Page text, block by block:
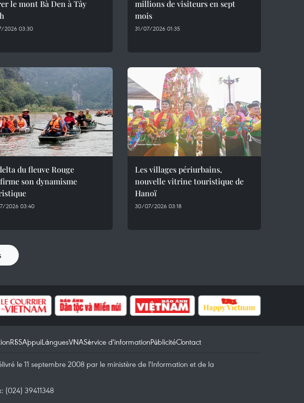
le mont Bà Den à Tây
2026 03:30
millions de visiteurs en sept
mois ​
31/07/2026 01:35
du fleuve Rouge
son dynamisme
2026 03:40
Les villages périurbains,
nouvelle vitrine touristique de
Hanoï
30/07/2026 03:18
RSSAppuiLanguesVNAService d'informationPublicitéContact
le 11 septembre 2008 par le ministère de l'Information et de la
(024) 39411348